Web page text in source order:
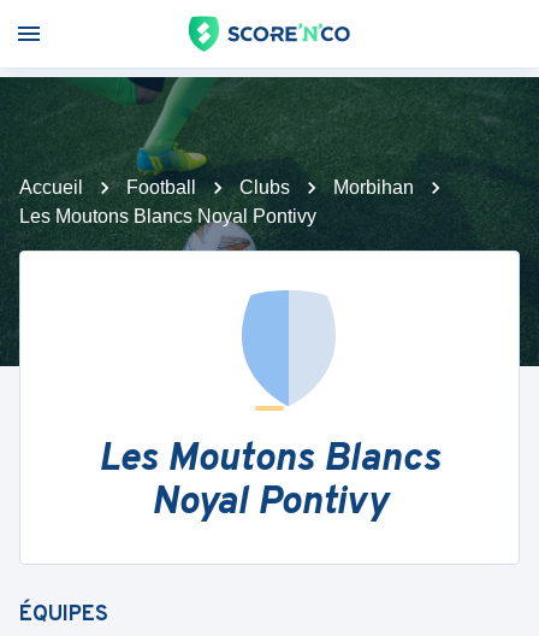
Accueil Football Clubs
Morbihan
Les Moutons Blancs Noyal Pontivy
Les Moutons Blancs
Noyal Pontivy
ÉQUIPES